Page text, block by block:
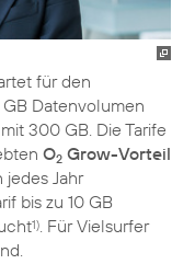
für den
GB Datenvolumen
mit 300 GB. Die Tarife
O2 Grow-Vorteil
jedes Jahr
bis zu 10 GB
1) . Für Vielsurfer